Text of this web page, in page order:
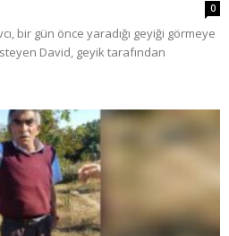
0
bir gün önce yaradığı geyiği görmeye
David, geyik tarafından